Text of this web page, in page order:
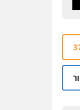
נורה למוות בראשון